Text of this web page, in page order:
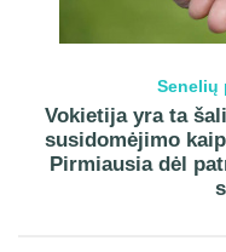
Senelių
Vokietija yra ta
susidomėjimo
Pirmiausia dėl